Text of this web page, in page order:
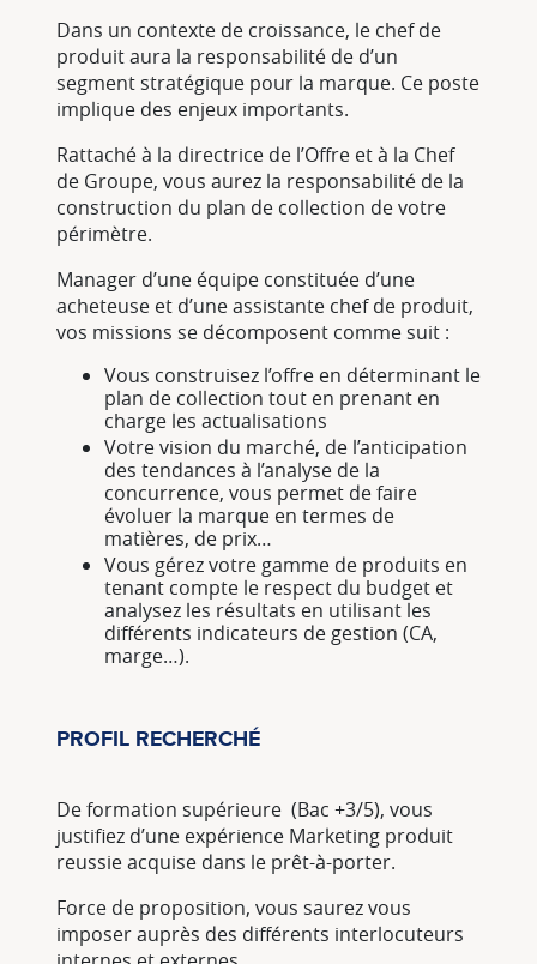
Dans un contexte de croissance, le chef de
produit aura la responsabilité de d’un
segment stratégique pour la marque. Ce poste
implique des enjeux importants.
Rattaché à la directrice de l’Offre et à la Chef
de Groupe, vous aurez la responsabilité de la
construction du plan de collection de votre
périmètre.
Manager d’une équipe constituée d’une
acheteuse et d’une assistante chef de produit,
vos missions se décomposent comme suit :
Vous construisez l’offre en déterminant le
plan de collection tout en prenant en
charge les actualisations
Votre vision du marché, de l’anticipation
des tendances à l’analyse de la
concurrence, vous permet de faire
évoluer la marque en termes de
matières, de prix…
Vous gérez votre gamme de produits en
tenant compte le respect du budget et
analysez les résultats en utilisant les
différents indicateurs de gestion (CA,
marge…).
PROFIL RECHERCHÉ
De formation supérieure (Bac +3/5), vous
justifiez d’une expérience Marketing produit
reussie acquise dans le prêt-à-porter.
Force de proposition, vous saurez vous
imposer auprès des différents interlocuteurs